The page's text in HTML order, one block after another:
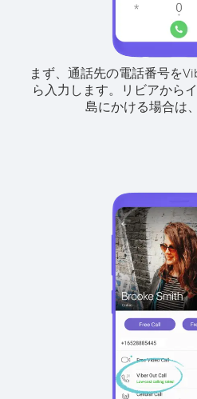
まず、通話先の電話番号を
ら入力します。
リビアから
島にかける場合は、